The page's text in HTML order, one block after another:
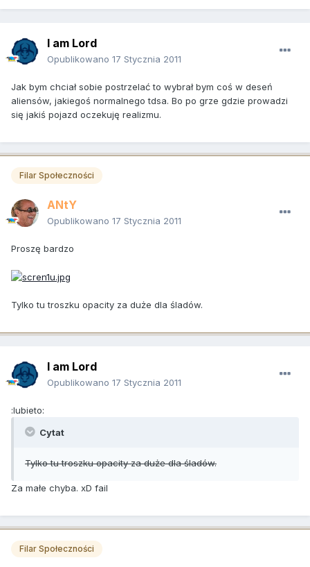
I am Lord
Opublikowano 17 Stycznia 2011
Jak bym chciał sobie postrzelać to wybrał bym coś w deseń
aliensów, jakiegoś normalnego tdsa. Bo po grze gdzie prowadzi
się jakiś pojazd oczekuję realizmu.
Filar Społeczności
ANtY
Opublikowano 17 Stycznia 2011
Proszę bardzo
Tylko tu troszku opacity za duże dla śladów.
I am Lord
Opublikowano 17 Stycznia 2011
:lubieto:
Cytat
Tylko tu troszku opacity za duże dla śladów.
Za małe chyba. xD fail
Filar Społeczności